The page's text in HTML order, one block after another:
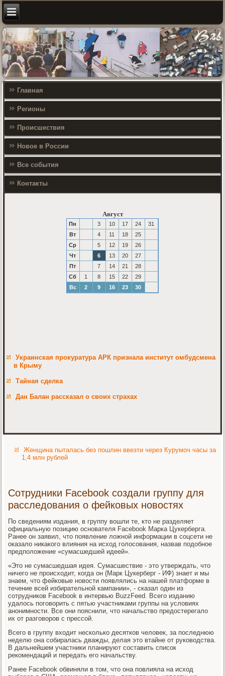
Главная
Регионы
Происшествия
Новое в России
Все события
Контакты
Август
Пн 3 10 17 24
31
Вт
4 11 18
25
Ср
5 12 19
26
Чт
6 13 20
27
Пт
7 14 21
28
Сб
1 8 15 22
29
Вс
2 9 16 23 30
Украинская прокуратура АРК признала институт омбудсмена
в Крыму
Тайная сделка
Дан Балан рассказал о своих страхах
Женщина пыталась без пошлин ввезти через Курумоч часы за
1,4 млн рублей
Сотрудники Facebook создали группу для
расследования о фейковых новостях
По сведениям издания, в группу вошли те, кто не разделяет
официальную позицию основателя Facebook Марка Цукерберга.
Ранее он заявил, что появление ложной информации в соцсети не
оказало никакого влияния на исход голосования, назвав подобное
предположение «сумасшедшей идеей».
«Это не сумасшедшая идея. Сумасшествие - это утверждать, что
ничего не происходит, когда он (Марк Цукерберг - ИФ) знает и мы
знаем, что фейковые новости появлялись на нашей платформе в
течение всей избирательной кампании», - сказал один из
сотрудников Facebook в интервью BuzzFeed. Всего изданию
удалось поговорить с пятью участниками группы на условиях
анонимности. Все они пояснили, что начальство предостерегало
их от разговоров с прессой.
Всего в группу входит несколько десятков человек, за последнюю
неделю она собиралась дважды, делая это втайне от руководства.
В дальнейшем участники планируют составить список
рекомендаций и передать его начальству.
Ранее Facebook обвиняли в том, что она повлияла на исход